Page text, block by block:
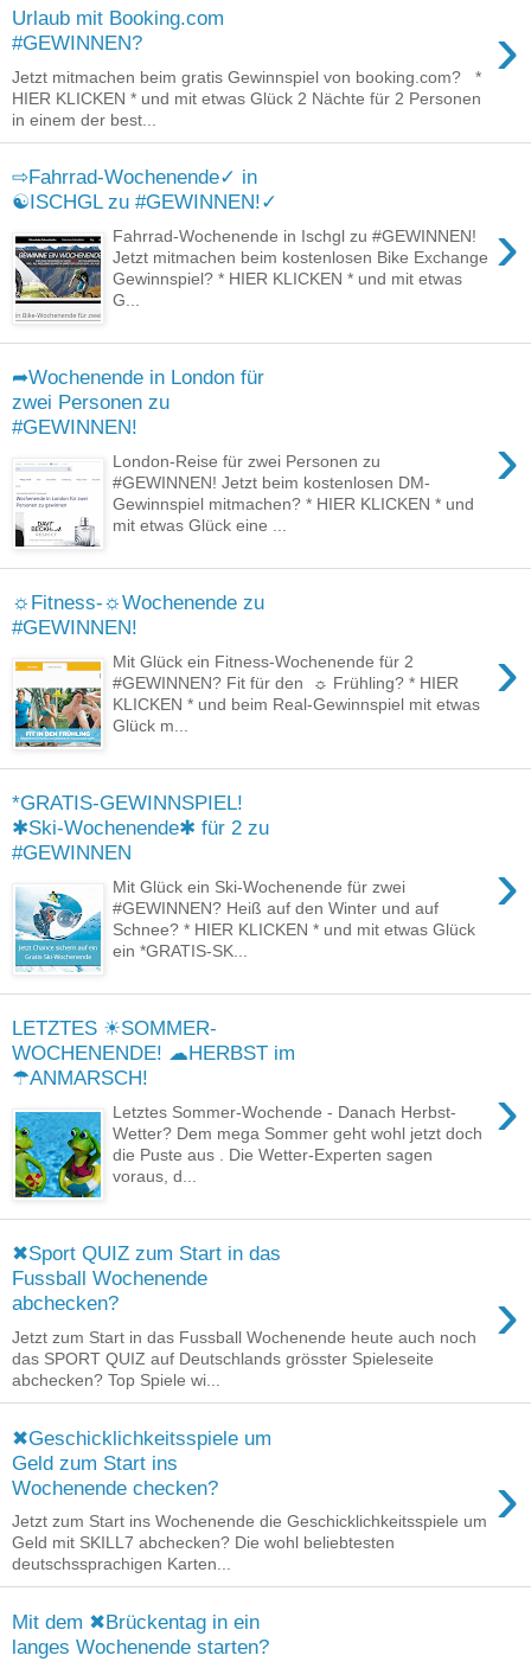
Urlaub mit Booking.com
#GEWINNEN?
›
Jetzt mitmachen beim gratis Gewinnspiel von booking.com? *
HIER KLICKEN * und mit etwas Glück 2 Nächte für 2 Personen
in einem der best...
⇨Fahrrad-Wochenende✓ in
☯ISCHGL zu #GEWINNEN!✓
›
Fahrrad-Wochenende in Ischgl zu #GEWINNEN!
Jetzt mitmachen beim kostenlosen Bike Exchange
Gewinnspiel? * HIER KLICKEN * und mit etwas
G...
➦Wochenende in London für
zwei Personen zu
#GEWINNEN!
›
London-Reise für zwei Personen zu
#GEWINNEN! Jetzt beim kostenlosen DM-
Gewinnspiel mitmachen? * HIER KLICKEN * und
mit etwas Glück eine ...
☼Fitness-☼Wochenende zu
#GEWINNEN!
›
Mit Glück ein Fitness-Wochenende für 2
#GEWINNEN? Fit für den ☼ Frühling? * HIER
KLICKEN * und beim Real-Gewinnspiel mit etwas
Glück m...
*GRATIS-GEWINNSPIEL!
✱Ski-Wochenende✱ für 2 zu
#GEWINNEN
›
Mit Glück ein Ski-Wochenende für zwei
#GEWINNEN? Heiß auf den Winter und auf
Schnee? * HIER KLICKEN * und mit etwas Glück
ein *GRATIS-SK...
LETZTES ☀SOMMER-
WOCHENENDE! ☁HERBST im
☂ANMARSCH!
›
Letztes Sommer-Wochende - Danach Herbst-
Wetter? Dem mega Sommer geht wohl jetzt doch
die Puste aus . Die Wetter-Experten sagen
voraus, d...
✖Sport QUIZ zum Start in das
Fussball Wochenende
abchecken?
›
Jetzt zum Start in das Fussball Wochenende heute auch noch
das SPORT QUIZ auf Deutschlands grösster Spieleseite
abchecken? Top Spiele wi...
✖Geschicklichkeitsspiele um
Geld zum Start ins
Wochenende checken?
›
Jetzt zum Start ins Wochenende die Geschicklichkeitsspiele um
Geld mit SKILL7 abchecken? Die wohl beliebtesten
deutschssprachigen Karten...
Mit dem ✖Brückentag in ein
langes Wochenende starten?